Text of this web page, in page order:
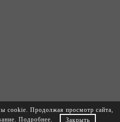
cookie. Продолжая просмотр сайта,
Подробнее. Закрыть